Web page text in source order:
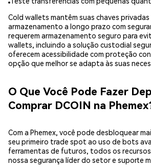
Cold wallets mantêm suas chaves
armazenamento a longo prazo com
requerem armazenamento seguro para
wallets, incluindo a solução custodial
oferecem acessibilidade com proteção
opção que melhor se adapta às suas
O Que Você Pode Fazer
Comprar DCOIN na
Com a Phemex, você pode desbloquear
seu primeiro trade spot ao uso de bots
ferramentas de futuros, todos os
nossa segurança líder do setor e suporte